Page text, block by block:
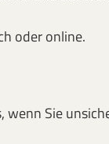
oder online.
wenn Sie